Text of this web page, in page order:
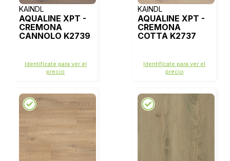
KAINDL
AQUALINE XPT -
CREMONA
CANNOLO K2739
Identifícate para ver el
precio
KAINDL
AQUALINE XPT -
CREMONA
COTTA K2737
Identifícate para ver el
precio